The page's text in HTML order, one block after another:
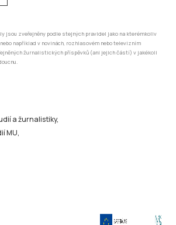
jsou zveřejněny podle stejných pravidel jako na kterémkoliv
například v novinách, rozhlasovém nebo televizním
žurnalistických příspěvků (ani jejich částí) v jakékoli
a žurnalistiky,
MU,